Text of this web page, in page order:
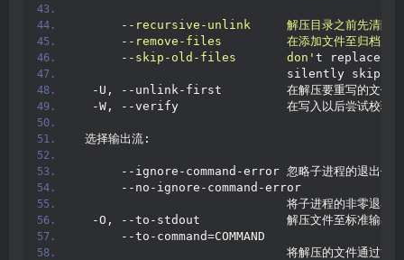
--recursive-unlink     解压目录之前先清除目
--remove-files         在添加文件至归档后删
      --skip-old-files       don'
t replace
silently skip
-U, --unlink-first         在解压要重写的文件之
-W, --verify               在写入以后尝试校验
选择输出流:
      --ignore-command-error 忽略子进程的退出代码
      --no-ignore-command-error
将子进程的非零退出代
  -O, --to-stdout            解压文件至标准输出
      --to-command=COMMAND
将解压的文件通过管道